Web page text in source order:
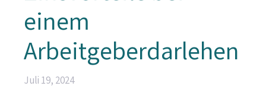
einem
Arbeitgeberdarlehen
Juli 19, 2024